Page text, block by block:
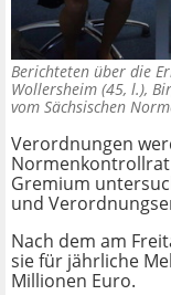
Berichteten über die
Wollersheim (45, l.),
vom Sächsischen
Verordnungen
Gremium
und
Nach dem am
sie für jährliche
Millionen Euro.